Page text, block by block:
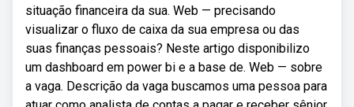
situação financeira da sua. Web — precisando
visualizar o fluxo de caixa da sua empresa ou das
suas finanças pessoais? Neste artigo disponibilizo
um dashboard em power bi e a base de. Web — sobre
a vaga. Descrição da vaga buscamos uma pessoa para